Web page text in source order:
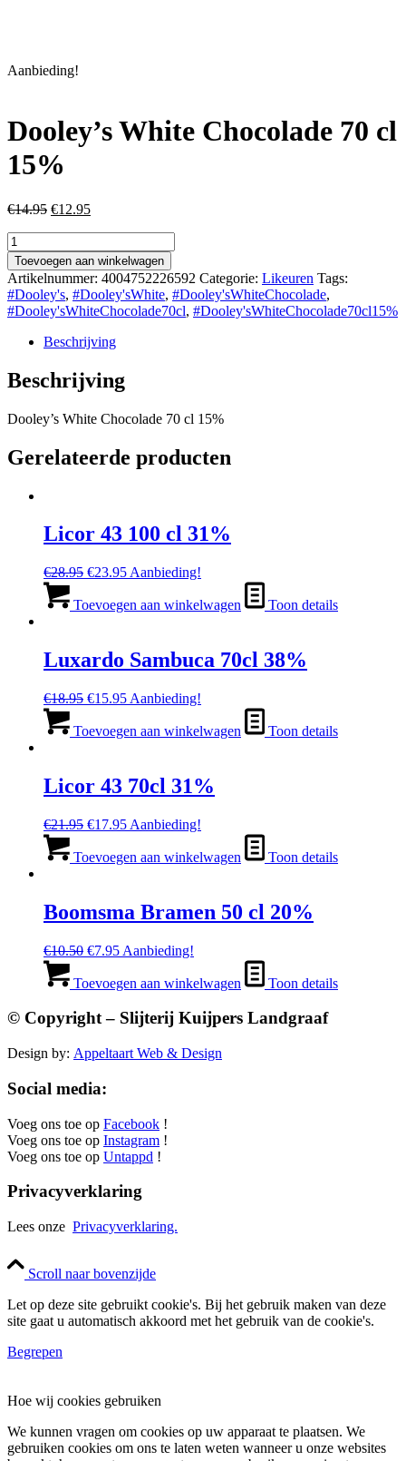
Aanbieding!
Dooley’s White Chocolade 70 cl
15%
€14.95 Oorspronkelijke
€14.95.
€12.95Huidige
€12.95.
Dooley's
White
Chocolade
70
cl
15%
aantal
Toevoegen aan winkelwagen
Artikelnummer: 4004752226592 Categorie: Likeuren Tags:
#Dooley's, #Dooley'sWhite, #Dooley'sWhiteChocolade,
#Dooley'sWhiteChocolade70cl, #Dooley'sWhiteChocolade70cl15%
Beschrijving
Beschrijving
Dooley’s White Chocolade 70 cl 15%
Gerelateerde producten
Licor 43 100 cl 31%
€28.95 Oorspronkelijke
was:
€23.95Huidige
is:
Aanbieding!
Toevoegen aan winkelwagen Toon details
Luxardo Sambuca 70cl 38%
€18.95 Oorspronkelijke
was:
€15.95Huidige
is:
Aanbieding!
Toevoegen aan winkelwagen Toon details
Licor 43 70cl 31%
€21.95 Oorspronkelijke
was:
€17.95Huidige
is:
Aanbieding!
Toevoegen aan winkelwagen Toon details
Boomsma Bramen 50 cl 20%
€10.50 Oorspronkelijke
was:
€7.95Huidige
is:
Aanbieding!
Toevoegen aan winkelwagen Toon details
© Copyright – Slijterij Kuijpers Landgraaf
Design by: Appeltaart Web & Design
Social media:
Voeg ons toe op Facebook !
Voeg ons toe op Instagram !
Voeg ons toe op Untappd !
Privacyverklaring
Lees onze Privacyverklaring.
Scroll naar bovenzijde
Let op deze site gebruikt cookie's. Bij het gebruik maken van deze
site gaat u automatisch akkoord met het gebruik van de cookie's.
Begrepen
Hoe wij cookies gebruiken
We kunnen vragen om cookies op uw apparaat te plaatsen. We
gebruiken cookies om ons te laten weten wanneer u onze websites